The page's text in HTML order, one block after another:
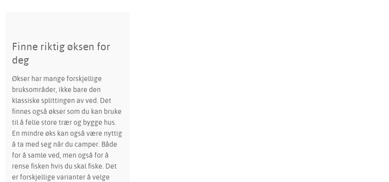
Finne riktig øksen for
deg
Økser har mange forskjellige
bruksområder, ikke bare den
klassiske splittingen av ved. Det
finnes også økser som du kan bruke
til å felle store trær og bygge hus.
En mindre øks kan også være nyttig
å ta med seg når du camper. Både
for å samle ved, men også for å
rense fisken hvis du skal fiske. Det
er forskjellige varianter å velge